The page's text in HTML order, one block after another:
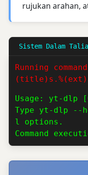
rujukan arahan,
Running
Usage: yt-dlp
Type yt-dlp
l options.
Command